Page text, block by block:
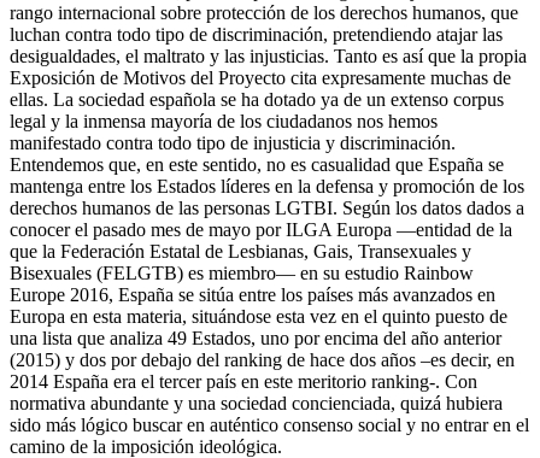
rango internacional sobre protección de los derechos humanos, que
luchan contra todo tipo de discriminación, pretendiendo atajar las
desigualdades, el maltrato y las injusticias. Tanto es así que la propia
Exposición de Motivos del Proyecto cita expresamente muchas de
ellas. La sociedad española se ha dotado ya de un extenso corpus
legal y la inmensa mayoría de los ciudadanos nos hemos
manifestado contra todo tipo de injusticia y discriminación.
Entendemos que, en este sentido, no es casualidad que España se
mantenga entre los Estados líderes en la defensa y promoción de los
derechos humanos de las personas LGTBI. Según los datos dados a
conocer el pasado mes de mayo por ILGA Europa —entidad de la
que la Federación Estatal de Lesbianas, Gais, Transexuales y
Bisexuales (FELGTB) es miembro— en su estudio Rainbow
Europe 2016, España se sitúa entre los países más avanzados en
Europa en esta materia, situándose esta vez en el quinto puesto de
una lista que analiza 49 Estados, uno por encima del año anterior
(2015) y dos por debajo del ranking de hace dos años –es decir, en
2014 España era el tercer país en este meritorio ranking-. Con
normativa abundante y una sociedad concienciada, quizá hubiera
sido más lógico buscar en auténtico consenso social y no entrar en el
camino de la imposición ideológica.